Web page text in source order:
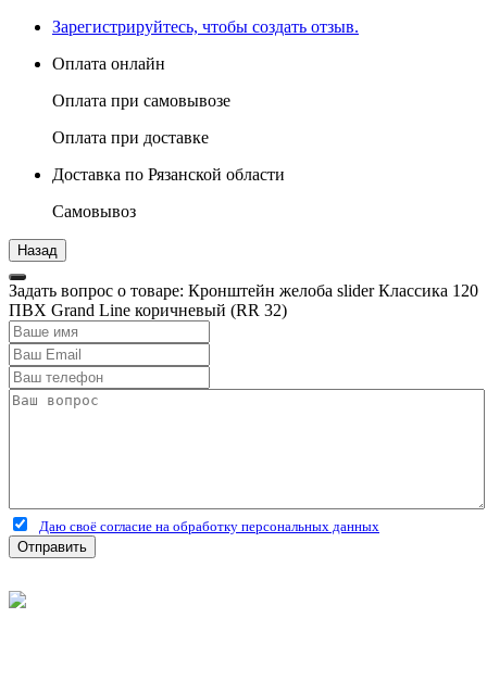
Зарегистрируйтесь, чтобы создать отзыв.
Оплата онлайн
Оплата при самовывозе
Оплата при доставке
Доставка по Рязанской области
Самовывоз
Задать вопрос о товаре: Кронштейн желоба slider Классика 120
ПВХ Grand Line коричневый (RR 32)
Даю своё согласие на обработку персональных данных
Отправить